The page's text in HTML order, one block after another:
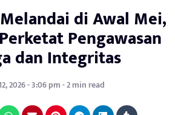
di Awal Mei,
Pengawasan
dan Integritas
2026 - 3:06 pm - 2 min read